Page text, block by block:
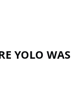
YOLO WAS